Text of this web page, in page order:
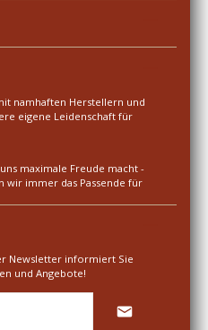
namhaften Herstellern und
eigene Leidenschaft für
maximale Freude macht -
wir immer das Passende für
Newsletter informiert Sie
und Angebote!